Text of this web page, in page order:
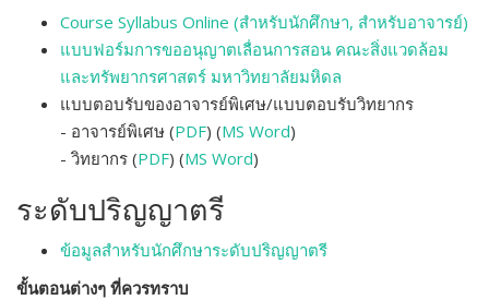
Course Syllabus Online (สำหรับนักศึกษา, สำหรับอาจารย์)
แบบฟอร์มการขออนุญาตเลื่อนการสอน คณะสิ่งแวดล้อม
และทรัพยากรศาสตร์ มหาวิทยาลัยมหิดล
แบบตอบรับของอาจารย์พิเศษ/แบบตอบรับวิทยากร
- อาจารย์พิเศษ (PDF) (MS Word)
- วิทยากร (PDF) (MS Word)
ระดับปริญญาตรี
ข้อมูลสำหรับนักศึกษาระดับปริญญาตรี
ขั้นตอนต่างๆ ที่ควรทราบ